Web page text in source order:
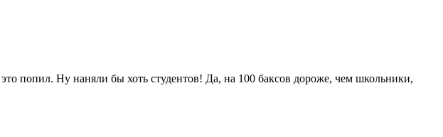
попил. Ну наняли бы хоть студентов! Да, на 100 баксов дороже, чем школьники,